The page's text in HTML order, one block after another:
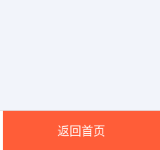
返回首页